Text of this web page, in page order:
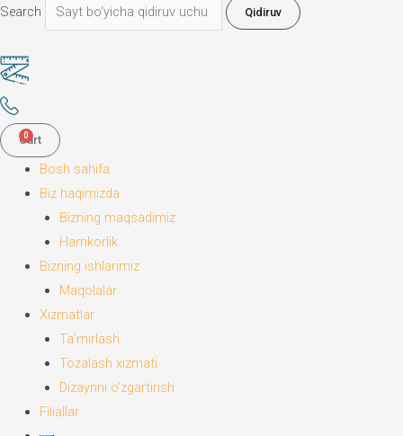
Search
Qidiruv
0
Cart
Bosh sahifa
Biz haqimizda
Bizning maqsadimiz
Hamkorlik
Bizning ishlarimiz
Maqolalar
Xizmatlar
Ta’mirlash
Tozalash xizmati
Dizaynni o’zgartirish
Filiallar